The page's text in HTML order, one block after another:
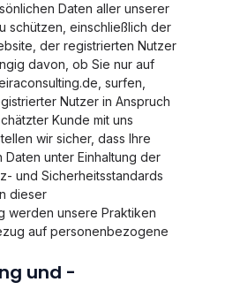
Daten aller unserer
schützen, einschließlich der
der registrierten Nutzer
davon, ob Sie nur auf
surfen,
Nutzer in Anspruch
Kunde mit uns
wir sicher, dass Ihre
unter Einhaltung der
und Sicherheitsstandards
dieser
werden unsere Praktiken
auf personenbezogene
und -